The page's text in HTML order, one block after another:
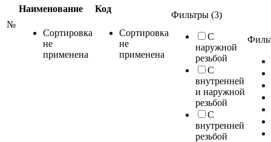
№
Наименование
Сортировка
не
применена
Код
Сортировка
не
применена
Фильтры (3)
С
наружной
резьбой
С
внутренней
и наружной
резьбой
С
внутренней
резьбой